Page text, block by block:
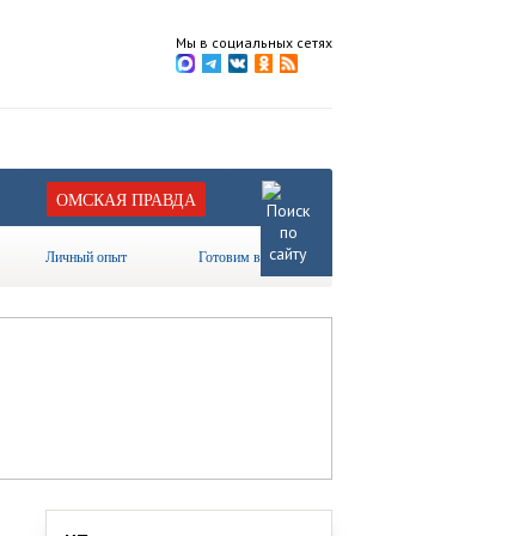
Мы в социальных сетях
ОМСКАЯ ПРАВДА
Личный опыт Готовим вместе